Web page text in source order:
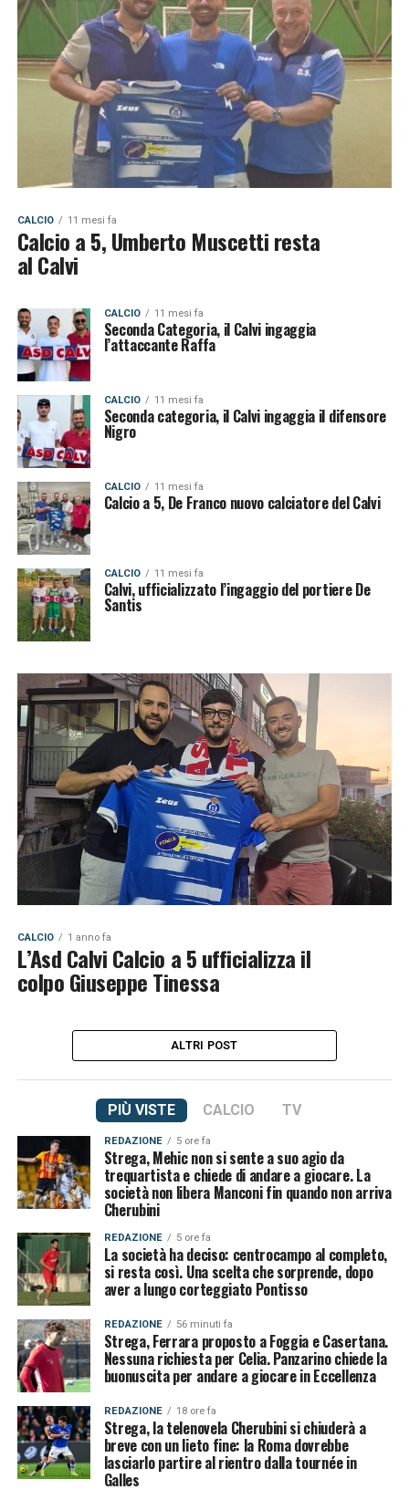
CALCIO 11 mesi fa
Calcio a 5, Umberto Muscetti resta
al Calvi
CALCIO 11 mesi fa
Seconda Categoria, il Calvi ingaggia
l’attaccante Raffa
CALCIO 11 mesi fa
Seconda categoria, il Calvi ingaggia il difensore
Nigro
CALCIO 11 mesi fa
Calcio a 5, De Franco nuovo calciatore del Calvi
CALCIO 11 mesi fa
Calvi, ufficializzato l’ingaggio del portiere De
Santis
CALCIO 1 anno fa
L’Asd Calvi Calcio a 5 ufficializza il
colpo Giuseppe Tinessa
ALTRI POST
PIÙ VISTE CALCIO TV
REDAZIONE 5 ore fa
Strega, Mehic non si sente a suo agio da
trequartista e chiede di andare a giocare. La
società non libera Manconi fin quando non arriva
Cherubini
REDAZIONE 5 ore fa
La società ha deciso: centrocampo al completo,
si resta così. Una scelta che sorprende, dopo
aver a lungo corteggiato Pontisso
REDAZIONE 56 minuti fa
Strega, Ferrara proposto a Foggia e Casertana.
Nessuna richiesta per Celia. Panzarino chiede la
buonuscita per andare a giocare in Eccellenza
REDAZIONE 18 ore fa
Strega, la telenovela Cherubini si chiuderà a
breve con un lieto fine: la Roma dovrebbe
lasciarlo partire al rientro dalla tournée in
Galles